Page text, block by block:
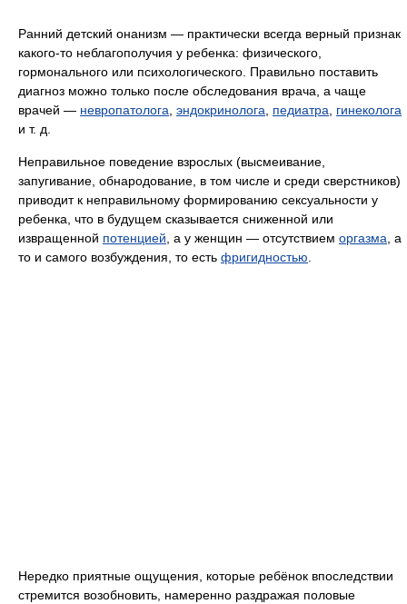
Ранний детский онанизм — практически всегда верный признак
какого-то неблагополучия у ребенка: физического,
гормонального или психологического. Правильно поставить
диагноз можно только после обследования врача, а чаще
врачей — невропатолога, эндокринолога, педиатра, гинеколога
и т. д.
Неправильное поведение взрослых (высмеивание,
запугивание, обнародование, в том числе и среди сверстников)
приводит к неправильному формированию сексуальности у
ребенка, что в будущем сказывается сниженной или
извращенной потенцией, а у женщин — отсутствием оргазма, а
то и самого возбуждения, то есть фригидностью.
Нередко приятные ощущения, которые ребёнок впоследствии
стремится возобновить, намеренно раздражая половые